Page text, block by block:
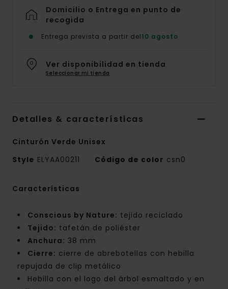
Domicilio o Entrega en punto de
recogida
Entrega prevista a partir del10 agosto
Ver disponibilidad en tienda
Seleccionar mi tienda
Detalles & características
Cinturón Verde Unisex
Style ELYAA00211 Código de color csn0
Características
Conscious by Nature: tejido reciclado
Tejido: tafetán de poliéster
Anchura: 38 mm
Cierre: cierre de abrebotellas con hebilla
repujada de clip metálico
Hebilla con el logo del árbol esmaltado y en